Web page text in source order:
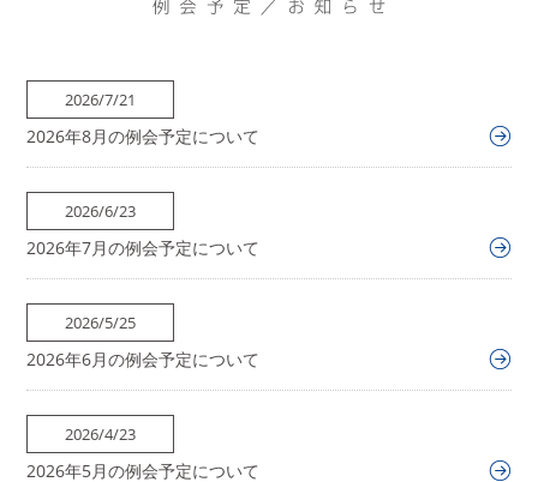
2026/7/21
2026年8月の例会予定について
2026/6/23
2026年7月の例会予定について
2026/5/25
2026年6月の例会予定について
2026/4/23
2026年5月の例会予定について